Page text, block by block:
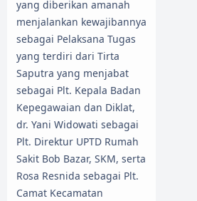
yang diberikan amanah
menjalankan kewajibannya
sebagai Pelaksana Tugas
yang terdiri dari Tirta
Saputra yang menjabat
sebagai Plt. Kepala Badan
Kepegawaian dan Diklat,
dr. Yani Widowati sebagai
Plt. Direktur UPTD Rumah
Sakit Bob Bazar, SKM, serta
Rosa Resnida sebagai Plt.
Camat Kecamatan